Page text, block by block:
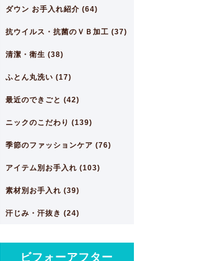
ダウン お手入れ紹介 (64)
抗ウイルス・抗菌のＶＢ加工 (37)
清潔・衛生 (38)
ふとん丸洗い (17)
最近のできごと (42)
ニックのこだわり (139)
季節のファッションケア (76)
アイテム別お手入れ (103)
素材別お手入れ (39)
汗じみ・汗抜き (24)
ビフォーアフター